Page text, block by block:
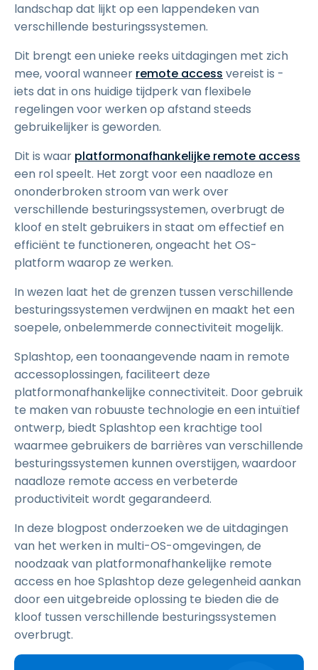
landschap dat lijkt op een lappendeken van
verschillende besturingssystemen.
Dit brengt een unieke reeks uitdagingen met zich
mee, vooral wanneer remote access vereist is -
iets dat in ons huidige tijdperk van flexibele
regelingen voor werken op afstand steeds
gebruikelijker is geworden.
Dit is waar platformonafhankelijke remote access
een rol speelt. Het zorgt voor een naadloze en
ononderbroken stroom van werk over
verschillende besturingssystemen, overbrugt de
kloof en stelt gebruikers in staat om effectief en
efficiënt te functioneren, ongeacht het OS-
platform waarop ze werken.
In wezen laat het de grenzen tussen verschillende
besturingssystemen verdwijnen en maakt het een
soepele, onbelemmerde connectiviteit mogelijk.
Splashtop, een toonaangevende naam in remote
accessoplossingen, faciliteert deze
platformonafhankelijke connectiviteit. Door gebruik
te maken van robuuste technologie en een intuïtief
ontwerp, biedt Splashtop een krachtige tool
waarmee gebruikers de barrières van verschillende
besturingssystemen kunnen overstijgen, waardoor
naadloze remote access en verbeterde
productiviteit wordt gegarandeerd.
In deze blogpost onderzoeken we de uitdagingen
van het werken in multi-OS-omgevingen, de
noodzaak van platformonafhankelijke remote
access en hoe Splashtop deze gelegenheid aankan
door een uitgebreide oplossing te bieden die de
kloof tussen verschillende besturingssystemen
overbrugt.